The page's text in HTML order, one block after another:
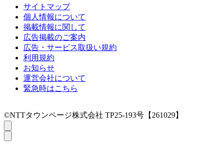
サイトマップ
個人情報について
掲載情報に関して
広告掲載のご案内
広告・サービス取扱い規約
利用規約
お知らせ
運営会社について
緊急時はこちら
©NTTタウンページ株式会社 TP25-193号【261029】